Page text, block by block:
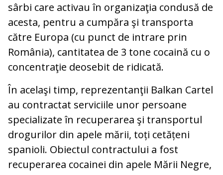
sârbi care activau în organizaţia condusă de
acesta, pentru a cumpăra şi transporta
către Europa (cu punct de intrare prin
România), cantitatea de 3 tone cocaină cu o
concentraţie deosebit de ridicată.
În acelaşi timp, reprezentanţii Balkan Cartel
au contractat serviciile unor persoane
specializate în recuperarea şi transportul
drogurilor din apele mării, toți cetățeni
spanioli. Obiectul contractului a fost
recuperarea cocainei din apele Mării Negre,